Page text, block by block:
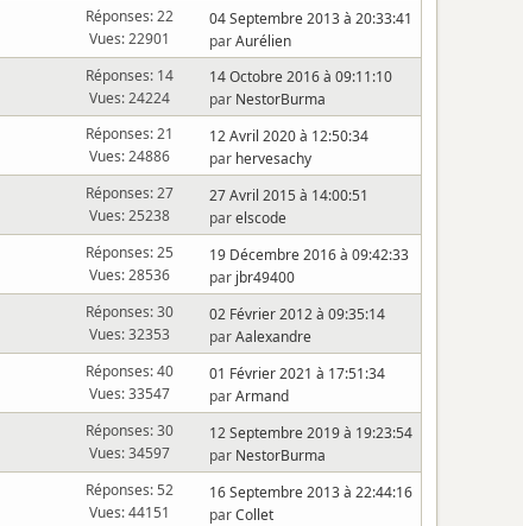
Réponses: 22
Vues: 22901
04 Septembre 2013 à 20:33:41
parAurélien
Réponses: 14
Vues: 24224
14 Octobre 2016 à 09:11:10
par NestorBurma
Réponses: 21
Vues: 24886
12 Avril 2020 à 12:50:34
par hervesachy
Réponses: 27
Vues: 25238
27 Avril 2015 à 14:00:51
parelscode
Réponses: 25
Vues: 28536
19 Décembre 2016 à 09:42:33
par jbr49400
Réponses: 30
Vues: 32353
02 Février 2012 à 09:35:14
parAalexandre
Réponses: 40
Vues: 33547
01 Février 2021 à 17:51:34
parArmand
Réponses: 30
Vues: 34597
12 Septembre 2019 à 19:23:54
par NestorBurma
Réponses: 52
Vues: 44151
16 Septembre 2013 à 22:44:16
parCollet